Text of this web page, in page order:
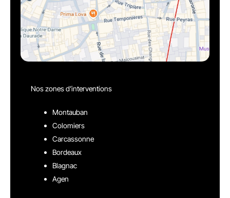
Nos zones d’interventions
Montauban
Colomiers
Carcassonne
Bordeaux
Blagnac
Agen